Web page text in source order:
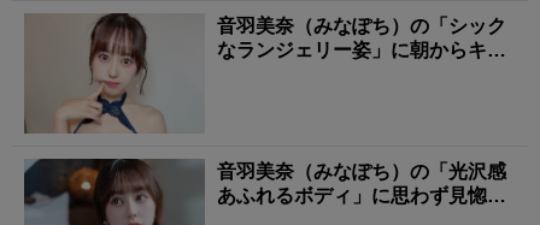
音羽美奈（みなぽち）の「シック
なランジェリー姿」に朝からキュ
音羽美奈（みなぽち）の「光沢感
あふれるボディ」に思わず見惚れ